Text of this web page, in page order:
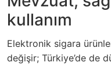
kullanım
Elektronik sigara
değişir; Türkiye’de de